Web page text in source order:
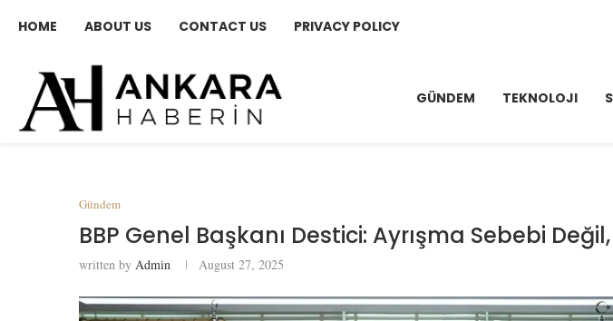
HOME ABOUT US CONTACT US PRIVACY POLICY
GÜNDEM TEKNOLOJI
Gündem
BBP Genel Başkanı Destici: Ayrışma Sebebi
written by Admin August 27, 2025